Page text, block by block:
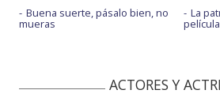
Buena suerte, pásalo bien, no
mueras
La
película
ACTORES Y